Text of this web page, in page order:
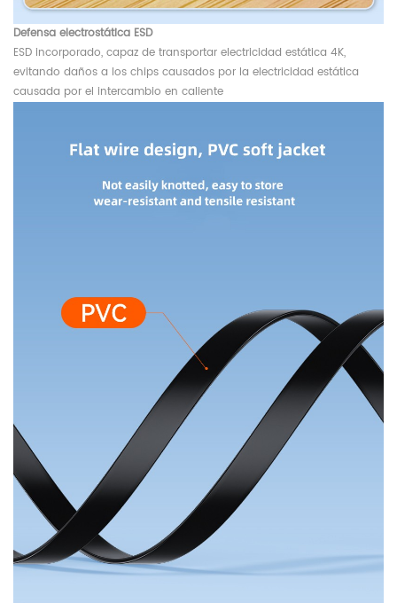
Defensa electrostática ESD
ESD incorporado, capaz de transportar electricidad estática 4K,
evitando daños a los chips causados ​​por la electricidad estática
causada por el intercambio en caliente